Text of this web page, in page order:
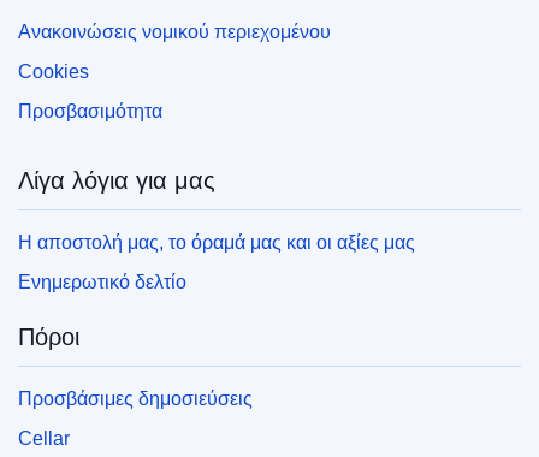
Ανακοινώσεις νομικού περιεχομένου
Cookies
Προσβασιμότητα
Λίγα λόγια για μας
Η αποστολή μας, το όραμά μας και οι αξίες μας
Ενημερωτικό δελτίο
Πόροι
Προσβάσιμες δημοσιεύσεις
Cellar